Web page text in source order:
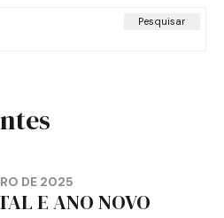
DE 2025
E ANO NOVO